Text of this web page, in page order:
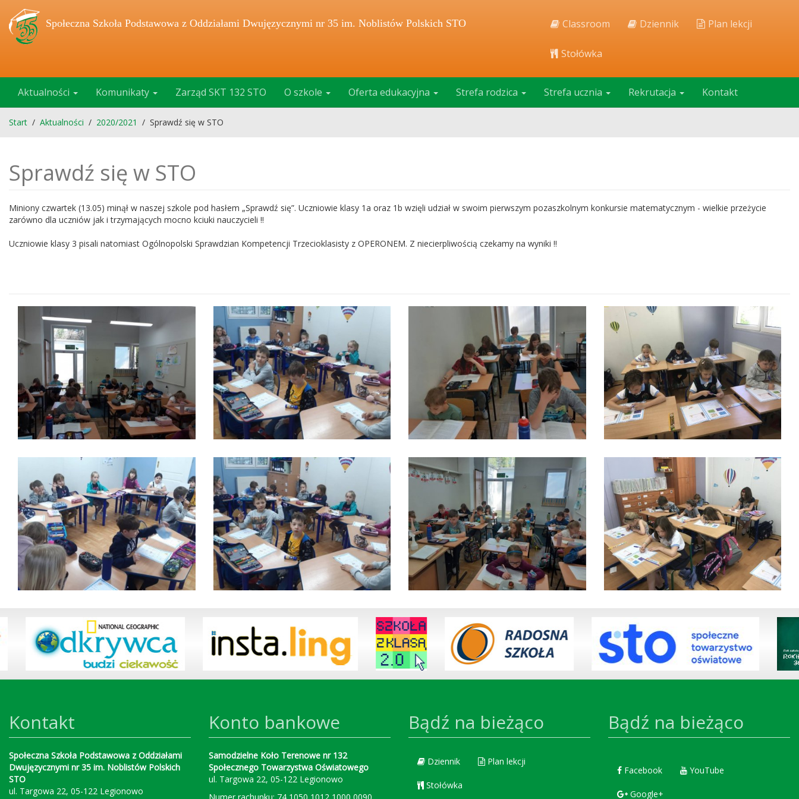
Społeczna Szkoła Podstawowa z Oddziałami Dwujęzycznymi nr 35 im. Noblistów Polskich STO Classroom Dziennik Plan lekcji
Stołówka
Aktualności Komunikaty Zarząd SKT 132 STO O szkole Oferta edukacyjna Strefa rodzica Strefa ucznia Rekrutacja Kontakt
Start / Aktualności / 2020/2021 / Sprawdź się w STO
Sprawdź się w STO
Miniony czwartek (13.05) minął w naszej szkole pod hasłem „Sprawdź się”. Uczniowie klasy 1a oraz 1b wzięli udział w swoim pierwszym pozaszkolnym konkursie matematycznym - wielkie przeżycie
zarówno dla uczniów jak i trzymających mocno kciuki nauczycieli !!
Uczniowie klasy 3 pisali natomiast Ogólnopolski Sprawdzian Kompetencji Trzecioklasisty z OPERONEM. Z niecierpliwością czekamy na wyniki !!
Kontakt
Społeczna Szkoła Podstawowa z Oddziałami
Dwujęzycznymi nr 35 im. Noblistów Polskich
STO
ul. Targowa 22, 05-122 Legionowo
Konto bankowe
Samodzielne Koło Terenowe nr 132
Społecznego Towarzystwa Oświatowego
ul. Targowa 22, 05-122 Legionowo
Bądź na bieżąco
Dziennik Plan lekcji
Stołówka
Bądź na bieżąco
Facebook YouTube
Google+